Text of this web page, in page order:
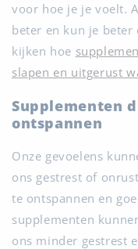
voor hoe je je voelt.
beter en kun je beter
kijken hoe
slapen en uitgerust
Supplementen
ontspannen
Onze gevoelens
ons gestrest of
te ontspannen en
supplementen
ons minder gestrest